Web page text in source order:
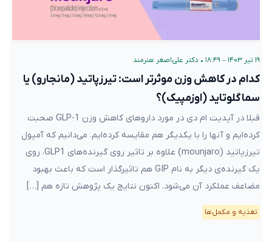
۱۹ تیر ۱۴۰۳ – ۱۸:۴۹ • دکتر علی‌اصغر هنرمند
کدام در کاهش وزن موثرتر است: تیرزپاتید (مانجارو) یا
سماگلوتاید (اوزمپیک)؟
قبلا در آپدیت ام دی در مورد داروهای کاهش وزن GLP-1 صحبت
کرده‌ایم و آنها را با یکدیگر هم مقایسه کرده‌ایم. می‌دانیم که آمپول
تیرزپاتید (mounjaro) علاوه بر تاثیر روی گیرنده‌های GLP1، روی
یک گیرنده‌ی دیگر به نام GIP هم تاثیرگذار است که باعث بهبود
مضاعف عملکرد آن می‌شود. اکنون نتایج یک پژوهش تازه هم […]
تغذیه و مکمل‌ها